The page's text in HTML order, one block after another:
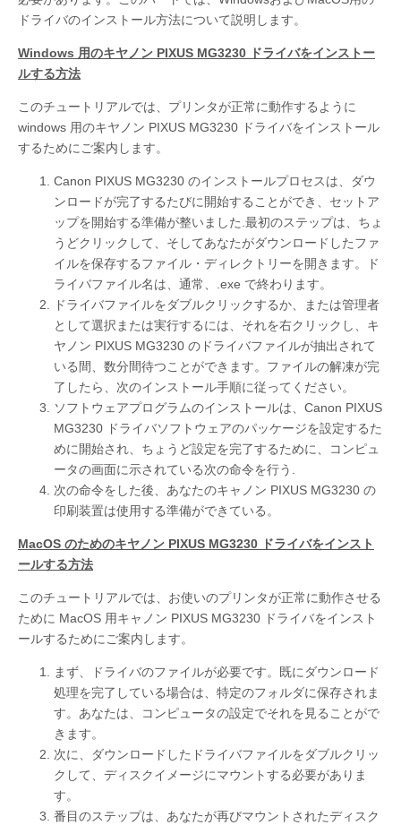
ドライバのインストール方法について説明します。
Windows 用のキヤノン PIXUS MG3230 ドライバをインストー
ルする方法
このチュートリアルでは、プリンタが正常に動作するように
windows 用のキヤノン PIXUS MG3230 ドライバをインストール
するためにご案内します。
Canon PIXUS MG3230 のインストールプロセスは、ダウ
ンロードが完了するたびに開始することができ、セットア
ップを開始する準備が整いました.最初のステップは、ちょ
うどクリックして、そしてあなたがダウンロードしたファ
イルを保存するファイル・ディレクトリーを開きます。ド
ライバファイル名は、通常、.exe で終わります。
ドライバファイルをダブルクリックするか、または管理者
として選択または実行するには、それを右クリックし、キ
ヤノン PIXUS MG3230 のドライバファイルが抽出されて
いる間、数分間待つことができます。ファイルの解凍が完
了したら、次のインストール手順に従ってください。
ソフトウェアプログラムのインストールは、Canon PIXUS
MG3230 ドライバソフトウェアのパッケージを設定するた
めに開始され、ちょうど設定を完了するために、コンピュ
ータの画面に示されている次の命令を行う.
次の命令をした後、あなたのキャノン PIXUS MG3230 の
印刷装置は使用する準備ができている。
MacOS のためのキヤノン PIXUS MG3230 ドライバをインスト
ールする方法
このチュートリアルでは、お使いのプリンタが正常に動作させる
ために MacOS 用キャノン PIXUS MG3230 ドライバをインスト
ールするためにご案内します。
まず、ドライバのファイルが必要です。既にダウンロード
処理を完了している場合は、特定のフォルダに保存されま
す。あなたは、コンピュータの設定でそれを見ることがで
きます。
次に、ダウンロードしたドライバファイルをダブルクリッ
クして、ディスクイメージにマウントする必要がありま
す。
番目のステップは、あなたが再びマウントされたディスク